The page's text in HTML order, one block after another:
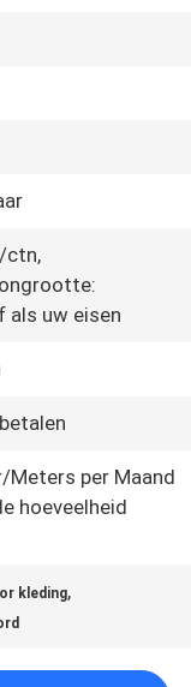
ctn,
als uw eisen
Meters per Maand
hoeveelheid
kleding,